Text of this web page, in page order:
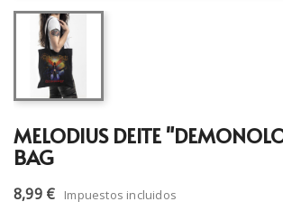
MELODIUS DEITE
BAG
8,99 € Impuestos incluidos